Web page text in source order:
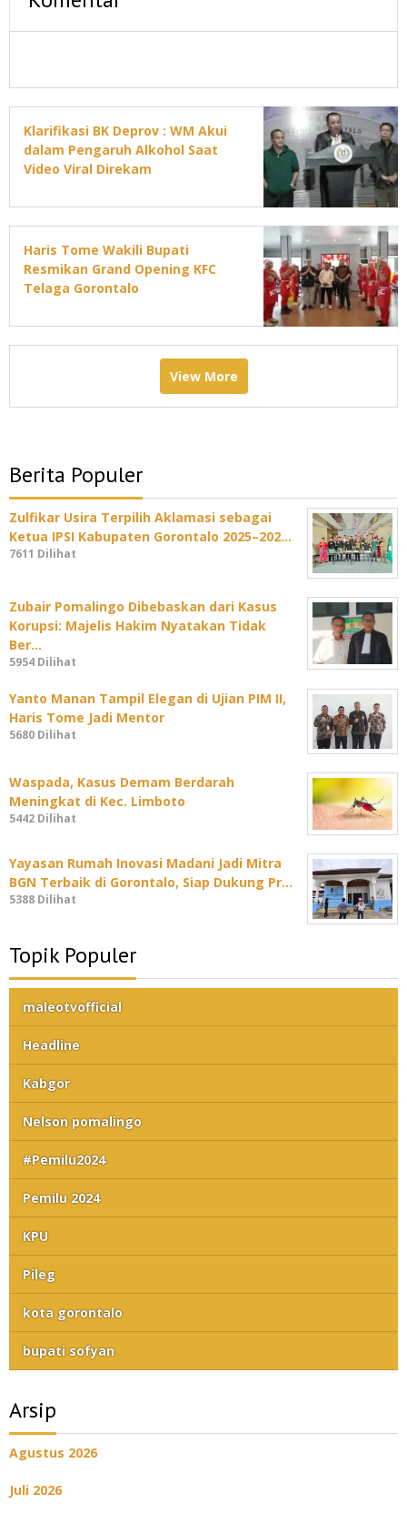
Klarifikasi BK Deprov : WM Akui
dalam Pengaruh Alkohol Saat
Video Viral Direkam
Haris Tome Wakili Bupati
Resmikan Grand Opening KFC
Telaga Gorontalo
View More
Berita Populer
Zulfikar Usira Terpilih Aklamasi sebagai
Ketua IPSI Kabupaten Gorontalo 2025–202…
7611 Dilihat
Zubair Pomalingo Dibebaskan dari Kasus
Korupsi: Majelis Hakim Nyatakan Tidak
Ber…
5954 Dilihat
Yanto Manan Tampil Elegan di Ujian PIM II,
Haris Tome Jadi Mentor
5680 Dilihat
Waspada, Kasus Demam Berdarah
Meningkat di Kec. Limboto
5442 Dilihat
Yayasan Rumah Inovasi Madani Jadi Mitra
BGN Terbaik di Gorontalo, Siap Dukung Pr…
5388 Dilihat
Topik Populer
maleotvofficial
Headline
Kabgor
Nelson pomalingo
#Pemilu2024
Pemilu 2024
KPU
Pileg
kota gorontalo
bupati sofyan
Arsip
Agustus 2026
Juli 2026